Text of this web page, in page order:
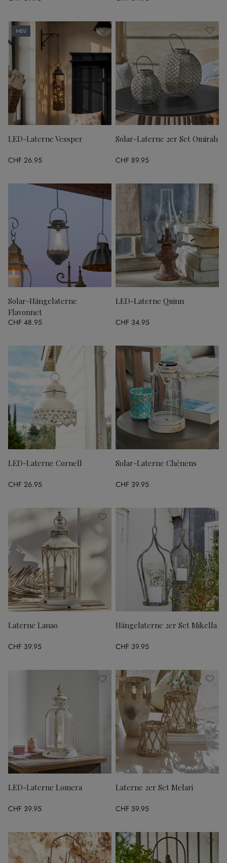
Neu
LED-Laterne Vessper
CHF 26.95
Solar-Laterne 2er Set Omirah
CHF 89.95
Solar-Hängelaterne
Flavonnet
CHF 48.95
LED-Laterne Quinn
CHF 34.95
LED-Laterne Cornell
CHF 26.95
Solar-Laterne Chénens
CHF 39.95
Laterne Lanao
CHF 39.95
Hängelaterne 2er Set Mikella
CHF 39.95
LED-Laterne Lomera
CHF 39.95
Laterne 2er Set Melari
CHF 59.95